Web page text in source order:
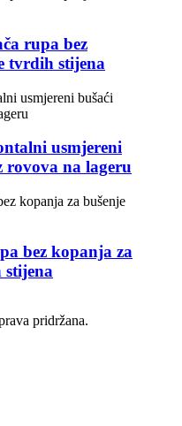
rupa bez
tvrdih stijena
usmjereni
rovova na lageru
bez kopanja za
pridržana.